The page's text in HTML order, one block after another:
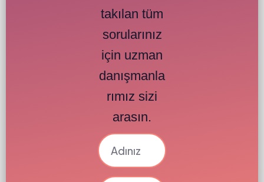
takılan tüm
sorularınız
için uzman
danışmanla
rımız sizi
arasın.